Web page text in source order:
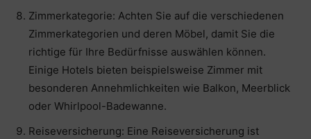
Zimmerkategorie: Achten Sie auf die verschiedenen
Zimmerkategorien und deren Möbel, damit Sie die
richtige für Ihre Bedürfnisse auswählen können.
Einige Hotels bieten beispielsweise Zimmer mit
besonderen Annehmlichkeiten wie Balkon, Meerblick
oder Whirlpool-Badewanne.
Reiseversicherung: Eine Reiseversicherung ist